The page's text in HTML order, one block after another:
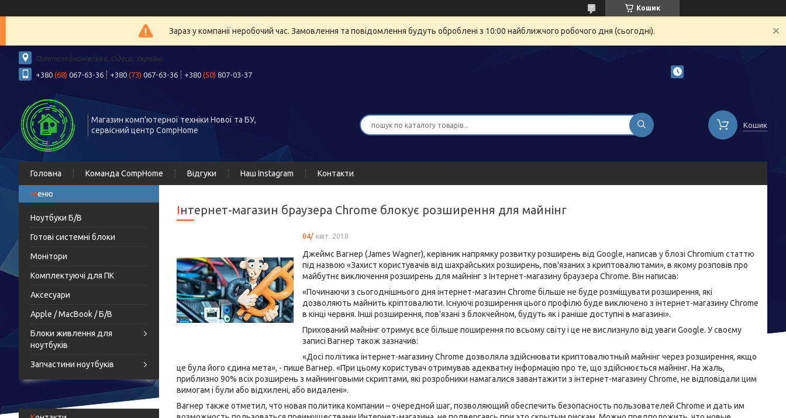
Кошик
Зараз у компанії неробочий час. Замовлення та повідомлення будуть оброблені з 10:00 найближчого робочого дня (сьогодні).
Пантелеймонівська, Одеса, Україна
+380 (68) 067-63-36 +380 (73) 067-63-36 +380 (50) 807-03-37
Магазин комп'ютерної техніки Нової та БУ,
сервісний центр CompHome
Кошик
Головна Команда CompHome Відгуки Наш Instagram Контакти
Ноутбуки Б/В
Готові системні блоки
Монітори
Комплектуючі для ПК
Аксесуари
Apple / MacBook / Б/В
Блоки живлення для
ноутбуків
Запчастини ноутбуків
Інтернет-магазин браузера Chrome блокує розширення для майнінг
04/ квіт. 2018
Джеймс Вагнер (James Wagner), керівник напрямку розвитку розширень від Google, написав у блозі Chromium статтю
під назвою «Захист користувачів від шахрайських розширень, пов'язаних з криптовалютами», в якому розповів про
майбутнє виключення розширень для майнінг з Інтернет-магазину браузера Chrome. Він написав:
«Починаючи з сьогоднішнього дня інтернет-магазин Chrome більше не буде розміщувати розширення, які
дозволяють майнить кріптовалюти. Існуючі розширення цього профілю буде виключено з інтернет-магазину Chrome
в кінці червня. Інші розширення, пов'язані з блокчейном, будуть як і раніше доступні в магазині».
Прихований майнінг отримує все більше поширення по всьому світу і це не вислизнуло від уваги Google. У своєму
записі Вагнер також зазначив:
«Досі політика інтернет-магазину Chrome дозволяла здійснювати криптовалютный майнінг через розширення, якщо
це була його єдина мета», - пише Вагнер. «При цьому користувач отримував адекватну інформацію про те, що здійснюється майнінг. На жаль,
приблизно 90% всіх розширень з майнинговыми скриптами, які розробники намагалися завантажити з інтернет-магазину Chrome, не відповідали цим
вимогам і були або відхилені, або видалені».
Вагнер также отметил, что новая политика компании – очередной шаг, позволяющий обеспечить безопасность пользователей Chrome и дать им